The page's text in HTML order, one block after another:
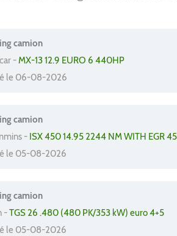
camion
-MX-13 12.9 EURO 6 440HP
le 06-08-2026
camion
- ISX 450 14.95 2244 NM WITH EGR 45
le 05-08-2026
camion
-TGS 26 .480 (480 PK/353 kW) euro 4+5
le 05-08-2026